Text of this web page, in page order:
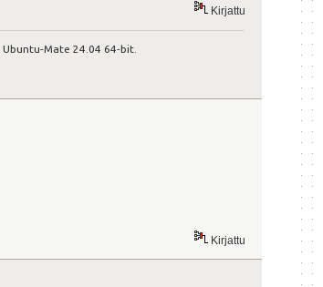
Kirjattu
Ubuntu-Mate 24.04 64-bit.
Kirjattu